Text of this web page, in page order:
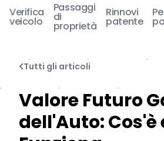
Verifica
veicolo
Passaggi
di
proprietà
Rinnovi
patente
Tutti gli articoli
Valore Futuro
dell'Auto: Cos'è